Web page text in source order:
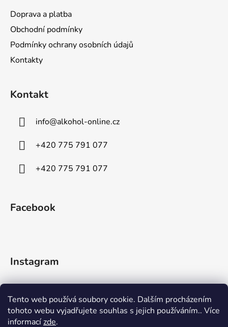
Tento web používá soubory cookie. Dalším procházením
tohoto webu vyjadřujete souhlas s jejich používáním.. Více
informacízde.
Doprava a platba
Obchodní podmínky
Podmínky ochrany osobních údajů
Kontakty
Kontakt
info@alkohol-online.cz
+420 775 791 077
+420 775 791 077
Facebook
Instagram